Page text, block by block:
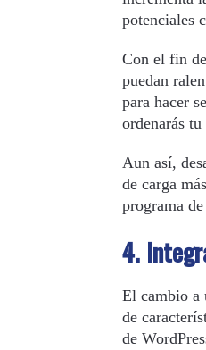
potenciales
Con el fin
puedan
para hacer
ordenarás
Aun así,
de carga
programa
4.
El cambio a
de
de